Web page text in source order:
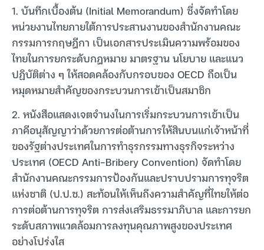
1. บันทึกเบื้องต้น (Initial Memorandum) ซึ่งจัดทำโดย
หน่วยงานไทยภายใต้การประสานงานของสำนักงานคณะ
กรรมการกฤษฎีกา เป็นเอกสารประเมินความพร้อมของ
ไทยในการยกระดับกฎหมาย มาตรฐาน นโยบาย และแนว
ปฏิบัติต่าง ๆ ให้สอดคล้องกับกรอบของ OECD ถือเป็น
หมุดหมายสำคัญของกระบวนการเข้าเป็นสมาชิก
2. หนังสือแสดงเจตจำนงในการเริ่มกระบวนการเข้าเป็น
ภาคีอนุสัญญาว่าด้วยการต่อต้านการให้สินบนแก่เจ้าหน้าที่
ของรัฐต่างประเทศในการทำธุรกรรมทางธุรกิจระหว่าง
ประเทศ (OECD Anti-Bribery Convention) จัดทำโดย
สำนักงานคณะกรรมการป้องกันและปราบปรามการทุจริต
แห่งชาติ (ป.ป.ช.) สะท้อนให้เห็นถึงความสำคัญที่ไทยให้ต่อ
การต่อต้านการทุจริต การส่งเสริมธรรมาภิบาล และการยก
ระดับสภาพแวดล้อมการลงทุนคุณภาพสูงของประเทศ
อย่างโปร่งใส